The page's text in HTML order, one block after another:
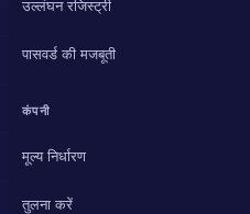
उल्लंघन रजिस्ट्री
पासवर्ड की मजबूती
कंपनी
मूल्य निर्धारण
तुलना करें